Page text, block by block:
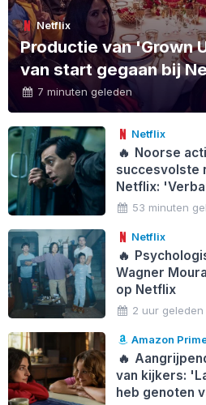
Netflix
Productie van 'Grown
van start gegaan bij
7 minuten geleden
Netflix
🔥 Noorse
succesvolste
Netflix:
53 minuten
Netflix
🔥
Wagner
op Netflix
2 uur geleden
Amazon
🔥
van kijkers:
heb genoten